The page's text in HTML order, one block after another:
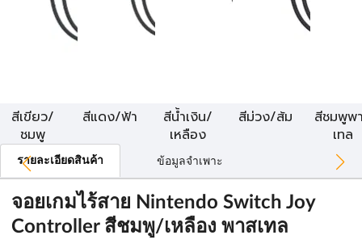
สีเขียว/
ชมพู
สีแดง/ฟ้า
สีน้ำเงิน/
เหลือง
สีม่วง/ส้ม
สีชมพูพ
เทล
รายละเอียดสินค้า ข้อมูลจำเพาะ
จอยเกมไร้สาย Nintendo Switch Joy
Controller สีชมพู/เหลือง พาสเทล